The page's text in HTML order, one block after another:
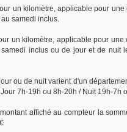
un kilomètre, applicable pour
samedi inclus.
un kilomètre, applicable pour une
inclus ou de jour et de nuit
ou de nuit varient d'un
7h-19h ou 8h-20h / Nuit 19h-7h
affiché au compteur la